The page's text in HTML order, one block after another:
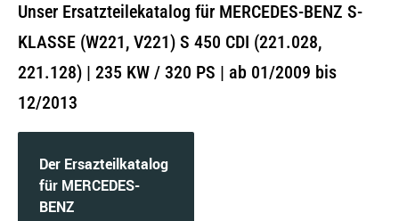
Unser Ersatzteilekatalog für MERCEDES-BENZ S-
KLASSE (W221, V221) S 450 CDI (221.028,
221.128) | 235 KW / 320 PS | ab 01/2009 bis
12/2013
Der Ersazteilkatalog
für MERCEDES-
BENZ